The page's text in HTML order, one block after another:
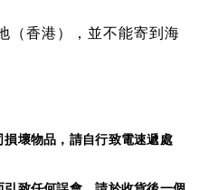
（香港），並不能寄到海
壞物品，請自行致電速遞處